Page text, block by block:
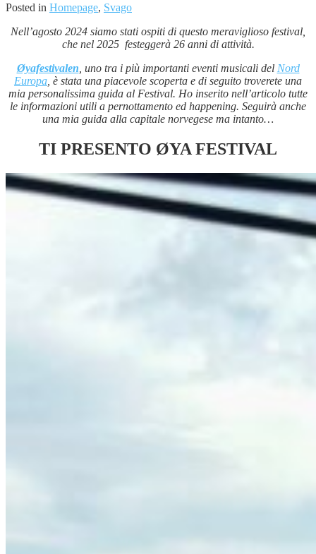
Posted in Homepage, Svago
Nell’agosto 2024 siamo stati ospiti di questo meraviglioso festival,
che nel 2025 festeggerà 26 anni di attività.
Øyafestivalen , uno tra i più importanti eventi musicali del Nord
Europa , è stata una piacevole scoperta e di seguito troverete una
mia personalissima guida al Festival. Ho inserito nell’articolo tutte
le informazioni utili a pernottamento ed happening. Seguirà anche
una mia guida alla capitale norvegese ma intanto…
TI PRESENTO ØYA FESTIVAL